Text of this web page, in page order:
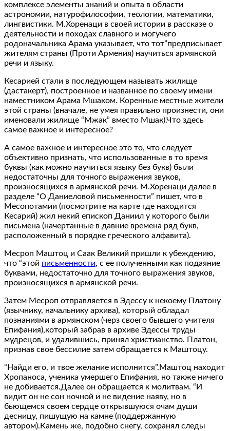
комплексе элементы знаний и опыта в области
астрономии, натурофилософии, теологии, математики,
лингвистики. М.Хоренаци в своей истории в рассказе о
деятельности и походах славного и могучего
родоначальника Арама указывает, что тот”предписывает
жителям страны (Проти Армения) научиться армянской
речи и языку.
Кесарией стали в последующем называть жилище
(дастакерт), построенное и названное по своему имени
наместником Арама Мшаком. Коренные местные жители
этой страны (вначале, не умея правильно произнести, они
именовали жилище “Мжак” вместо Мшак).Что здесь
самое важное и интересное?
А самое важное и интересное это то, что следует
объективно признать, что использованные в то время
буквы (как можно научиться языку без букв) были
недостаточны для точного выражения звуков,
произносящихся в армянской речи. М.Хоренаци далее в
разделе “О Даниеловой письменности” пишет, что в
Месопотамии (посмотрите на карте где находится
Кесарий) жил некий епископ Даниил у которого были
письмена (начертанные в давние времена ряд букв,
расположенный в порядке греческого алфавита).
Месроп Маштоц и Саак Великий пришли к убеждению,
что “этой письменности, с ее полученными как подаяние
буквами, недостаточно для точного выражения звуков,
произносящихся в армянской речи.
Затем Месроп отправляется в Эдессу к некоему Платону
(язычнику, начальнику архива), который обладал
познаниями в армянском (черз своего бывшего учителя
Епифания),который забрав в архиве Эдессы труды
мудрецов, и удалившись, принял христианство. Платон,
признав свое бессилие затем обращается к Маштоцу.
“Найди его, и твое желание исполнится”.Маштоц находит
Хропаноса, ученика умершего Епифания, но также ничего
не добивается.Далее он обращается к молитвам. “И
видит он не сон ночной и не видение наяву, но в
бьющемся своем сердце открывшуюся очам души
десницу, пишущую на камне (поддержанную
автором).Камень же, подобно снегу, сохранял следы